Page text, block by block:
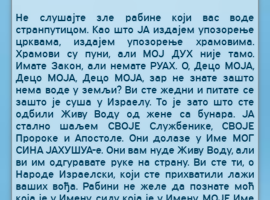
Не слушајте зле рабине који вас воде
странпутицом. Као што ЈА издајем упозорење
црквама, издајем упозорење храмовима.
Храмови су пуни, али МОЈ ДУХ није тамо.
Имате Закон, али немате РУАХ. О, Децо МОЈА,
Децо МОЈА, Децо МОЈА, зар не знате зашто
нема воде у земљи? Ви сте жедни и питате се
зашто је суша у Израелу. То је зато што сте
одбили Живу Воду од жене са бунара. ЈА
стално шаљем СВОЈЕ Службенике, СВОЈЕ
Пророке и Апостоле. Они долазе у Име МОГ
СИНА ЈАХУШУА-е. Они вам нуде Живу Воду, али
ви им одгуравате руке на страну. Ви сте ти, о
Народе Израелски, који сте прихватили лажи
ваших вођа. Рабини не желе да познате моћ